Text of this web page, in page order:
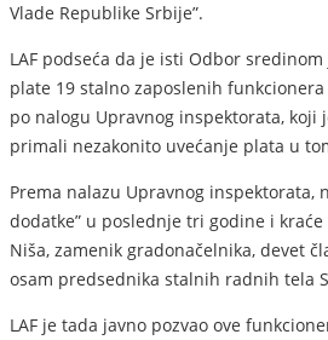
Vlade Republike Srbije”.
LAF podseća da je isti Odbor
plate 19 stalno zaposlenih
po nalogu Upravnog inspektorata, koji
primali nezakonito uvećanje plata u
Prema nalazu Upravnog inspektorata,
dodatke” u poslednje tri godine i
Niša, zamenik gradonačelnika, devet
osam predsednika stalnih radnih tela
LAF je tada javno pozvao ove